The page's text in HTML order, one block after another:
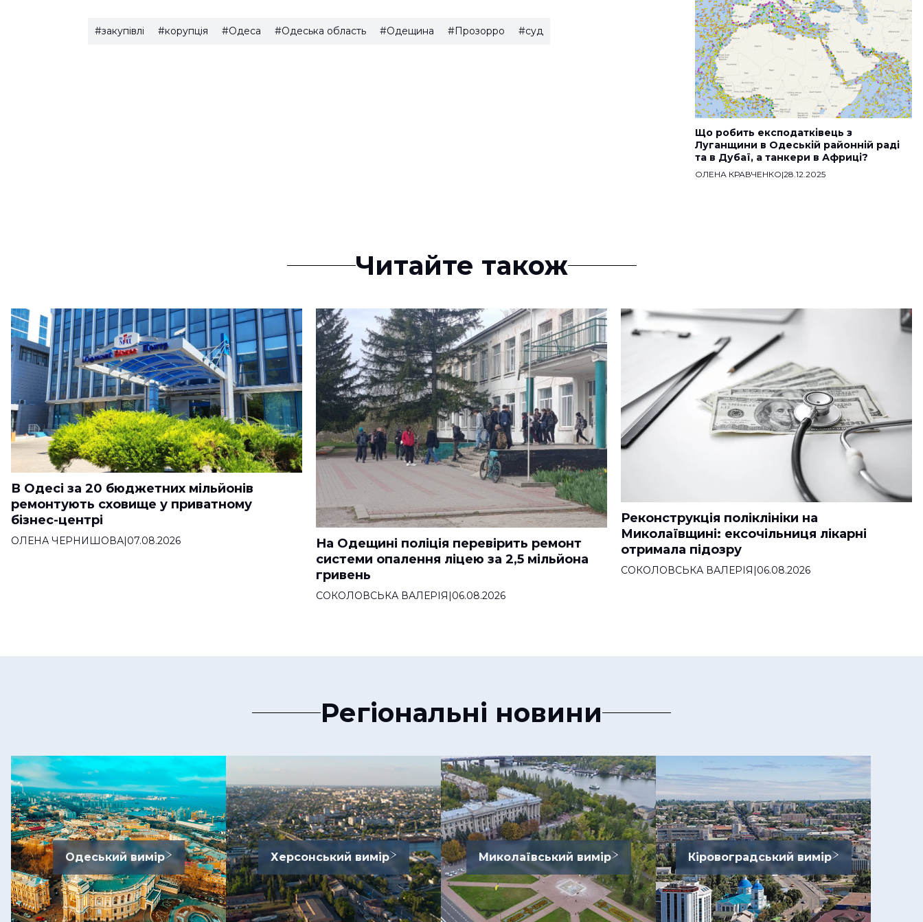
#закупівлі #корупція #Одеса #Одеська область #Одещина #Прозорро #суд
Що робить експодатківець з
Луганщини в Одеській районній раді
та в Дубаї, а танкери в Африці?
ОЛЕНА КРАВЧЕНКО|28.12.2025
Читайте також
В Одесі за 20 бюджетних мільйонів
ремонтують сховище у приватному
бізнес-центрі
ОЛЕНА ЧЕРНИШОВА|07.08.2026
На Одещині поліція перевірить ремонт
системи опалення ліцею за 2,5 мільйона
гривень
СОКОЛОВСЬКА ВАЛЕРІЯ|06.08.2026
Реконструкція поліклініки на
Миколаївщині: ексочільниця лікарні
отримала підозру
СОКОЛОВСЬКА ВАЛЕРІЯ|06.08.2026
Регіональні новини
Одеський вимір Херсонський вимір Миколаївський вимір Кіровоградський вимір